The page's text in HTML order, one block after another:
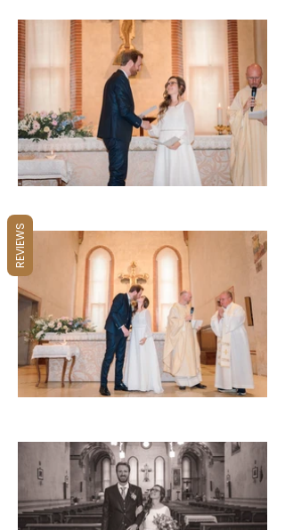
REVIEWS